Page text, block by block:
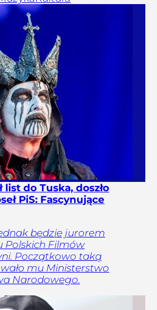
list do Tuska, doszło
PiS: Fascynujące
będzie jurorem
Polskich Filmów
Początkowo taką
mu Ministerstwo
Narodowego.